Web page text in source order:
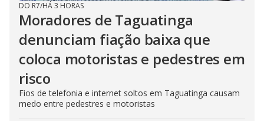
DO R7/HÁ 3 HORAS
Moradores de Taguatinga
denunciam fiação baixa que
coloca motoristas e pedestres em
risco
Fios de telefonia e internet soltos em Taguatinga causam
medo entre pedestres e motoristas